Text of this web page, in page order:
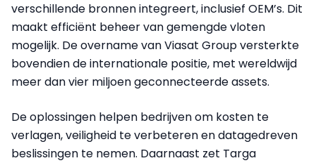
verschillende bronnen integreert, inclusief OEM’s. Dit
maakt efficiënt beheer van gemengde vloten
mogelijk. De overname van Viasat Group versterkte
bovendien de internationale positie, met wereldwijd
meer dan vier miljoen geconnecteerde assets.
De oplossingen helpen bedrijven om kosten te
verlagen, veiligheid te verbeteren en datagedreven
beslissingen te nemen. Daarnaast zet Targa